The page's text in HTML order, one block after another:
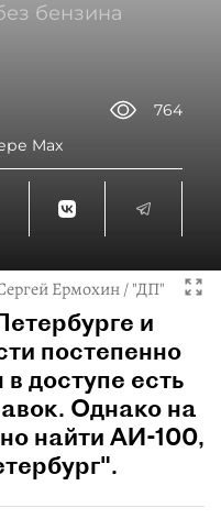
бензина
764
Max
Ермохин / "ДП"
и
постепенно
доступе есть
Однако на
найти АИ-100,